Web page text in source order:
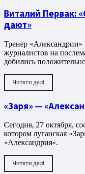
Виталий Первак:
дают»
Тренер «Александрии» Виталий Первак ответил на вопросы
журналистов на
добились
Читати далі
«Заря» —
Сегодня, 27 октября, состоится матч 13-го тура УПЛ, в
котором луганская
«Александрия».
Читати далі